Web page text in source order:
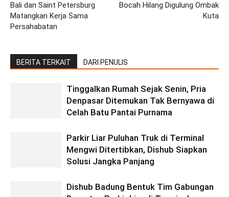
Bali dan Saint Petersburg
Matangkan Kerja Sama
Persahabatan
Bocah Hilang Digulung Ombak
Kuta
BERITA TERKAIT DARI PENULIS
Tinggalkan Rumah Sejak Senin, Pria
Denpasar Ditemukan Tak Bernyawa di
Celah Batu Pantai Purnama
Parkir Liar Puluhan Truk di Terminal
Mengwi Ditertibkan, Dishub Siapkan
Solusi Jangka Panjang
Dishub Badung Bentuk Tim Gabungan